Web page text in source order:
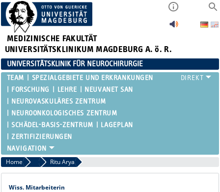
MEDIZINISCHE FAKULTÄT
UNIVERSITÄTSKLINIKUM MAGDEBURG A. ö. R.
UNIVERSITÄTSKLINIK FÜR NEUROCHIRURGIE
TEAM
SPEZIALGEBIETE UND ERKRANKUNGEN
FORSCHUNG
LEHRE
NEUVANET SAN
NEUROVASKULÄRES ZENTRUM
NEUROONKOLOGISCHES ZENTRUM
SCHÄDEL-BASIS-ZENTRUM
LAGEPLAN
ZERTIFIZIERUNGEN
Home Lednik, Pourgonabadi, Schaufler, Kaya
Ritu Arya
Wiss. Mitarbeiterin